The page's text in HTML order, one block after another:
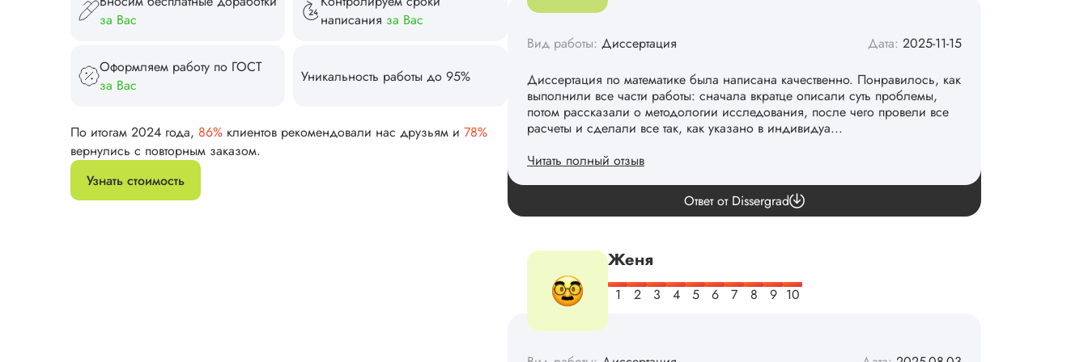
за Вас
написания за Вас
Оформляем работу по ГОСТ
за Вас
Уникальность работы до 95%
По итогам 2024 года, 86% клиентов рекомендовали нас друзьям и 78%
вернулись с повторным заказом.
Узнать стоимость
Вид работы: Диссертация Дата: 2025-11-15
Диссертация по математике была написана качественно. Понравилось, как
выполнили все части работы: сначала вкратце описали суть проблемы,
потом рассказали о методологии исследования, после чего провели все
расчеты и сделали все так, как указано в индивидуа...
Читать полный отзыв
Спасибо! Передадим ваши слова команде. 👏
Ответ от Dissergrad
Женя